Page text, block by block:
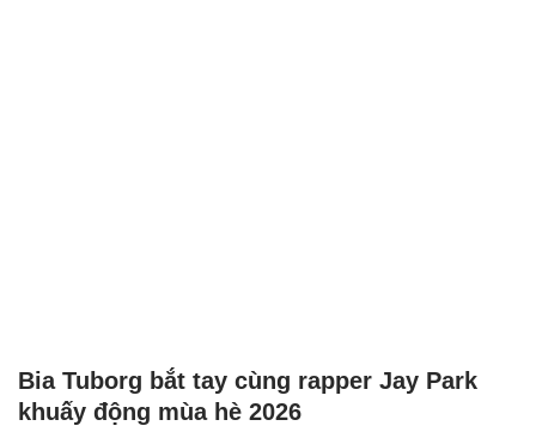
Bia Tuborg bắt tay cùng rapper Jay Park
khuấy động mùa hè 2026